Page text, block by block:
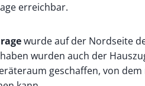
erreichbar.
wurde auf der Nordseite
wurden auch der
geschaffen, von dem